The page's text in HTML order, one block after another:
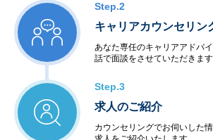
Step.2
キャリアカウンセリン
あなた専任のキャリアアドバ
話で面談をさせていただきます
Step.3
求人のご紹介
カウンセリングでお伺いした